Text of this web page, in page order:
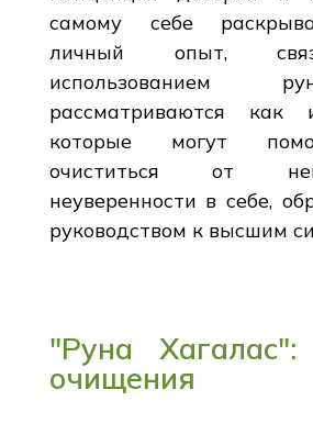
самому себе
личный опыт,
использованием
рассматриваются как
которые могут
очиститься от
неуверенности в себе,
руководством к высшим
"Руна Хагалас":
очищения